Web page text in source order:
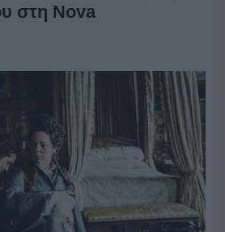
στη Nova